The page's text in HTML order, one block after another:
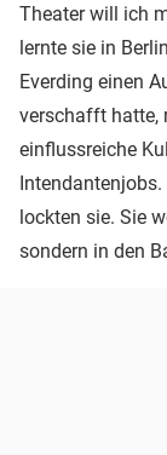
Theater will ich
lernte sie in
Everding einen
verschafft hatte,
einflussreiche
Intendantenjobs.
lockten sie. Sie
sondern in den